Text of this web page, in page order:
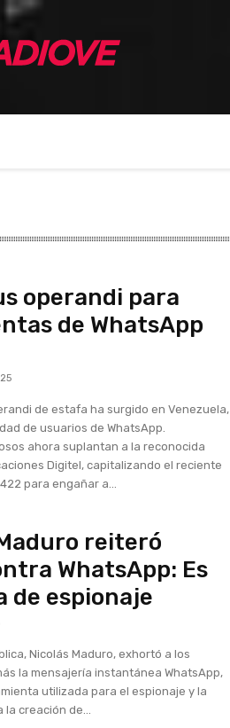
operandi para
de WhatsApp
de estafa ha surgido en Venezuela,
de usuarios de WhatsApp.
ahora suplantan a la reconocida
Digitel, capitalizando el reciente
para engañar a...
reiteró
WhatsApp: Es
de espionaje
Nicolás Maduro, exhortó a los
la mensajería instantánea WhatsApp,
utilizada para el espionaje y la
creación de...